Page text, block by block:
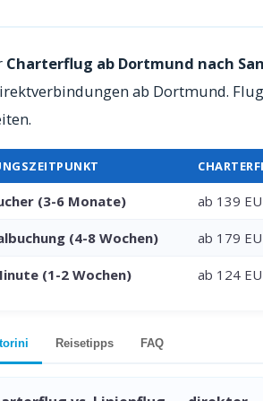
Charterflug ab Dortmund nach
ab Dortmund.
(3-6 Monate) ab 139
(4-8 Wochen) ab 179
(1-2 Wochen) ab 124
Reisetipps FAQ